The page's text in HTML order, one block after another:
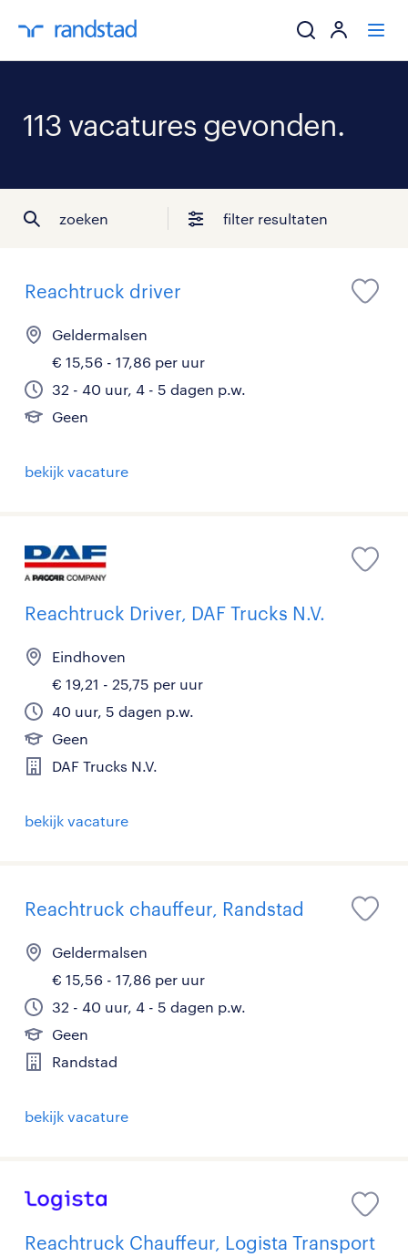
ik zoek een
113 vacatures gevonden.
zoeken filter resultaten
Reachtruck driver
Geldermalsen
€ 15,56 - 17,86 per uur
32 - 40 uur, 4 - 5 dagen p.w.
Geen
bekijk vacature
Reachtruck Driver, DAF Trucks N.V.
Eindhoven
€ 19,21 - 25,75 per uur
40 uur, 5 dagen p.w.
Geen
DAF Trucks N.V.
bekijk vacature
Reachtruck chauffeur, Randstad
Geldermalsen
€ 15,56 - 17,86 per uur
32 - 40 uur, 4 - 5 dagen p.w.
Geen
Randstad
bekijk vacature
Reachtruck Chauffeur, Logista Transport